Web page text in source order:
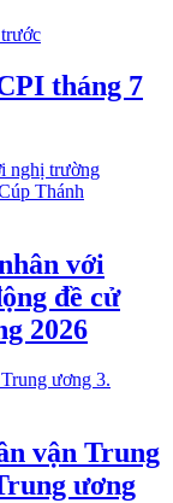
tháng 7
với
đề cử
2026
vận Trung
ương